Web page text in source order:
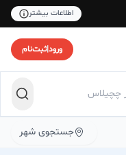
اطلاعات بیشتر
ورود|ثبت‌نام
جستجوی شهر